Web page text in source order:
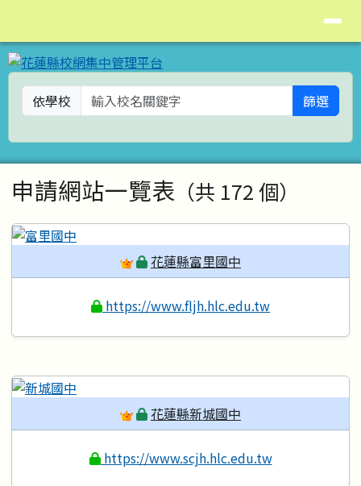
依學校 篩選
主內容區域
申請網站一覽表 （共 172 個）
花蓮縣富里國中
https://www.fljh.hlc.edu.tw
花蓮縣新城國中
https://www.scjh.hlc.edu.tw
頁尾區域